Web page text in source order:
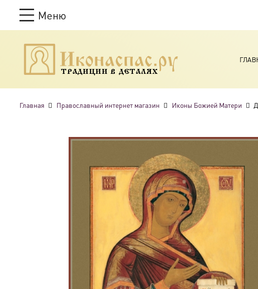
Меню
ТРАДИЦИИ В ДЕТАЛЯХ
Главная Православный интернет магазин Иконы Божией Матери